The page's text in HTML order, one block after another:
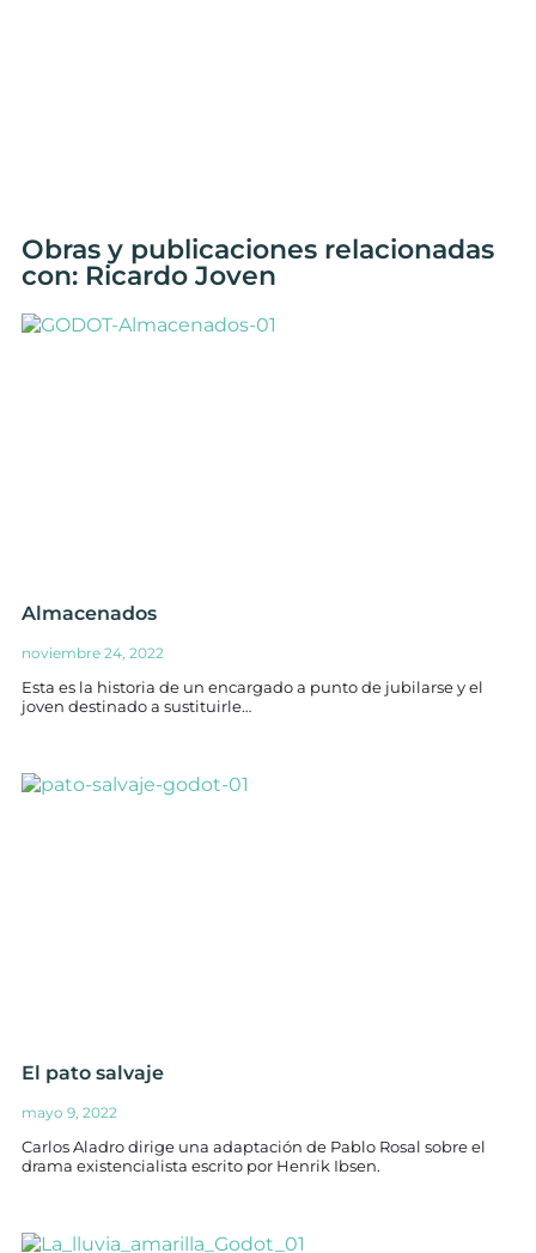
Obras y publicaciones relacionadas
con: Ricardo Joven
Almacenados
noviembre 24, 2022
Esta es la historia de un encargado a punto de jubilarse y el
joven destinado a sustituirle…
El pato salvaje
mayo 9, 2022
Carlos Aladro dirige una adaptación de Pablo Rosal sobre el
drama existencialista escrito por Henrik Ibsen.